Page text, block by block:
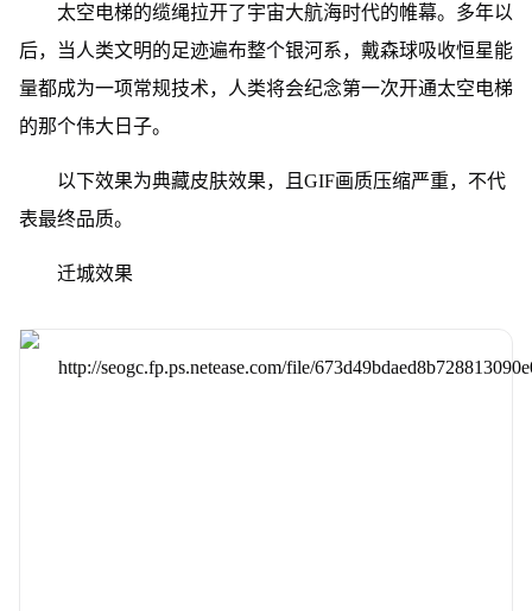
太空电梯的缆绳拉开了宇宙大航海时代的帷幕。多年以
后，当人类文明的足迹遍布整个银河系，戴森球吸收恒星能
量都成为一项常规技术，人类将会纪念第一次开通太空电梯
的那个伟大日子。
以下效果为典藏皮肤效果，且GIF画质压缩严重，不代
表最终品质。
迁城效果